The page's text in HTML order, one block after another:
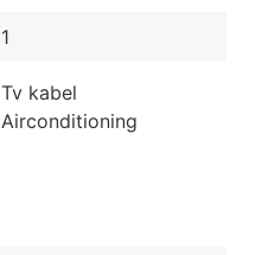
1
Tv kabel
Airconditioning